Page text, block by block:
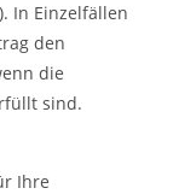
In Einzelfällen
den
die
sind.
Ihre